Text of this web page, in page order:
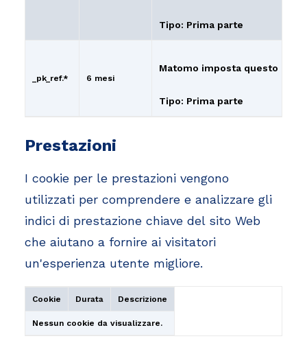
Tipo: Prima parte
_pk_ref.* 6 mesi
Matomo imposta questo
Tipo: Prima parte
Prestazioni
I cookie per le prestazioni vengono
utilizzati per comprendere e analizzare gli
indici di prestazione chiave del sito Web
che aiutano a fornire ai visitatori
un'esperienza utente migliore.
Cookie Durata Descrizione
Nessun cookie da visualizzare.